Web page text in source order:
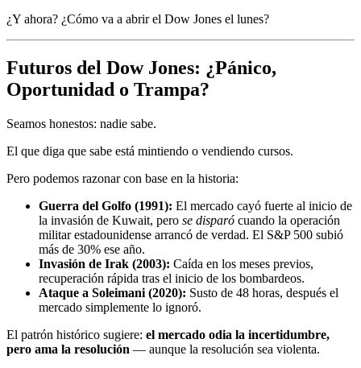
¿Y ahora? ¿Cómo va a abrir el Dow Jones el lunes?
Futuros del Dow Jones: ¿Pánico,
Oportunidad o Trampa?
Seamos honestos: nadie sabe.
El que diga que sabe está mintiendo o vendiendo cursos.
Pero podemos razonar con base en la historia:
Guerra del Golfo (1991): El mercado cayó fuerte al inicio de
la invasión de Kuwait, pero se disparó cuando la operación
militar estadounidense arrancó de verdad. El S&P 500 subió
más de 30% ese año.
Invasión de Irak (2003): Caída en los meses previos,
recuperación rápida tras el inicio de los bombardeos.
Ataque a Soleimani (2020): Susto de 48 horas, después el
mercado simplemente lo ignoró.
El patrón histórico sugiere: el mercado odia la incertidumbre,
pero ama la resolución — aunque la resolución sea violenta.